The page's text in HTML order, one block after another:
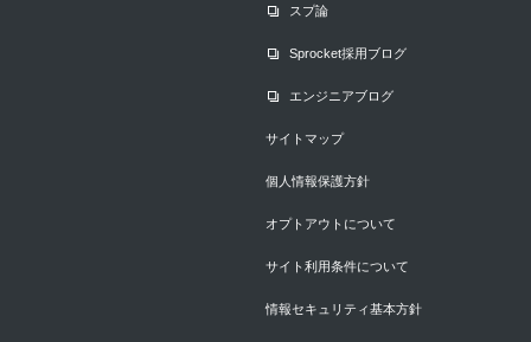
スプ論
Sprocket採用ブログ
エンジニアブログ
サイトマップ
個人情報保護方針
オプトアウトについて
サイト利用条件について
情報セキュリティ基本方針